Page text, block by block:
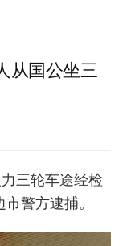
从国公坐三
三轮车途经检
警方逮捕。